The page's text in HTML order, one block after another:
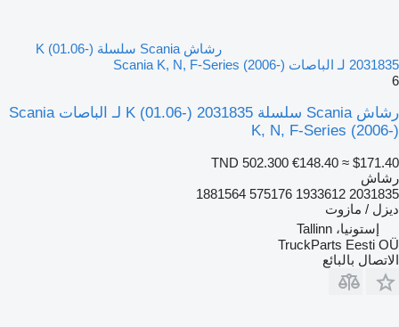
رشاش Scania سلسلة K (01.06-)
2031835 لـ الباصات Scania K, N, F-Series (2006-)
6
رشاش Scania سلسلة K (01.06-) 2031835 لـ الباصات Scania
K, N, F-Series (2006-)
TND 502.300 €148.40 ≈ $171.40
رشاش
2031835 1933612 575176 1881564
ديزل / مازوت
إستونيا، Tallinn
TruckParts Eesti OÜ
الاتصال بالبائع